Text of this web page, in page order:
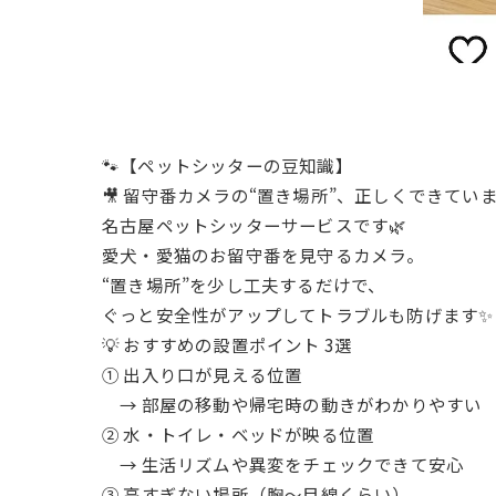
🐾【ペットシッターの豆知識】
🎥 留守番カメラの“置き場所”、正しくできてい
名古屋ペットシッターサービスです🌿
愛犬・愛猫のお留守番を見守るカメラ。
“置き場所”を少し工夫するだけで、
ぐっと安全性がアップしてトラブルも防げます✨
💡 おすすめの設置ポイント 3選
① 出入り口が見える位置
→ 部屋の移動や帰宅時の動きがわかりやすい
② 水・トイレ・ベッドが映る位置
→ 生活リズムや異変をチェックできて安心